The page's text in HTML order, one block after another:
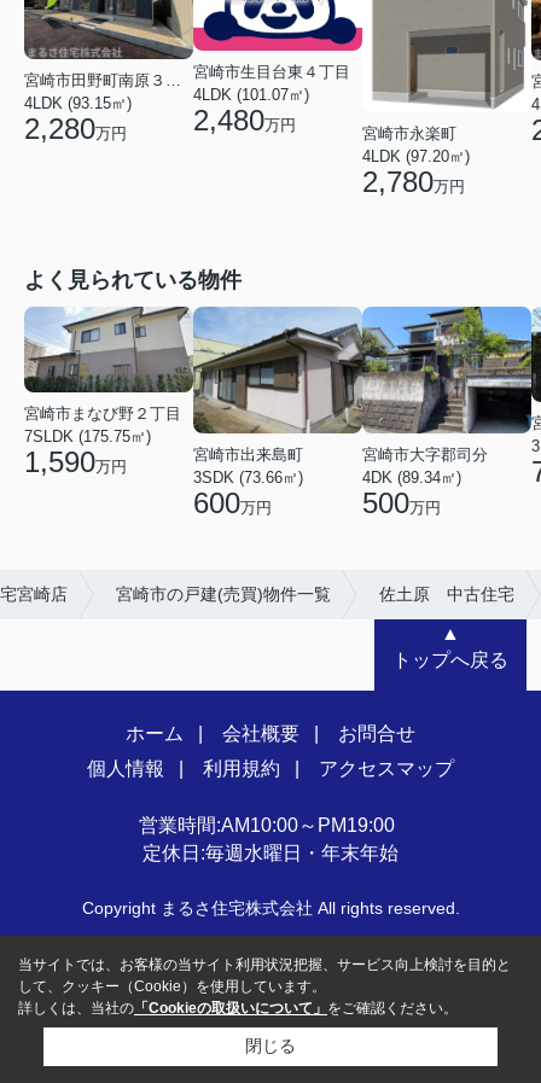
宮崎市田野町南原３丁目
4LDK (93.15㎡)
2,280万円
宮崎市生目台東４丁目
4LDK (101.07㎡)
2,480万円
宮崎市永楽町
4LDK (97.20㎡)
2,780万円
よく見られている物件
宮崎市まなび野２丁目
7SLDK (175.75㎡)
1,590万円
宮崎市出来島町
3SDK (73.66㎡)
600万円
宮崎市大字郡司分
4DK (89.34㎡)
500万円
宮崎店 宮崎市の戸建(売買)物件一覧 佐土原 中古住宅
▲
トップへ戻る
ホーム 会社概要
お問合せ
個人情報
利用規約 アクセスマップ
営業時間:AM10:00～PM19:00
定休日:毎週水曜日・年末年始
Copyright まるさ住宅株式会社 All rights reserved.
当サイトでは、お客様の当サイト利用状況把握、サービス向上検討を目的と
して、クッキー（Cookie）を使用しています。
詳しくは、当社の 「Cookieの取扱いについて」 をご確認ください。
閉じる